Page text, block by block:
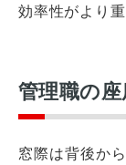
効率性がより
管理職の
窓際は背後か